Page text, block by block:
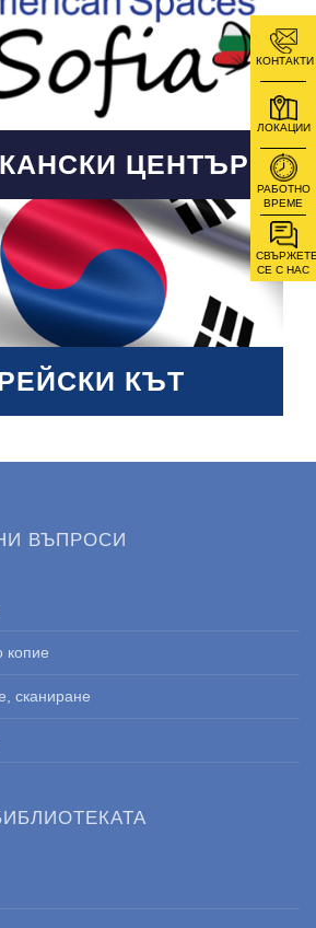
ЦЕНТЪР
КЪТ
КОНТАКТИ
ЛОКАЦИИ
РАБОТНО
ВРЕМЕ
СЕ С НАС
ВЪПРОСИ
копие
сканиране